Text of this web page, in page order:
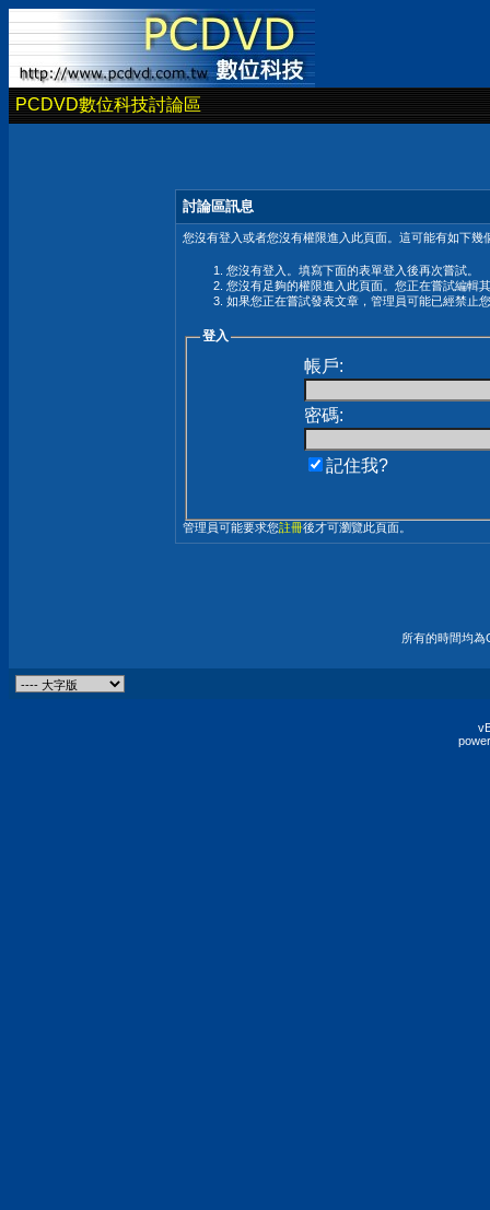
PCDVD數位科技討論區
討論區訊息
您沒有登入或者您沒有權限進入此頁面。這可能有如下幾
您沒有登入。填寫下面的表單登入後再次嘗試。
您沒有足夠的權限進入此頁面。您正在嘗試編輯
如果您正在嘗試發表文章，管理員可能已經禁止
登入
帳戶:
密碼:
記住我?
管理員可能要求您註冊後才可瀏覽此頁面。
所有的時間均為